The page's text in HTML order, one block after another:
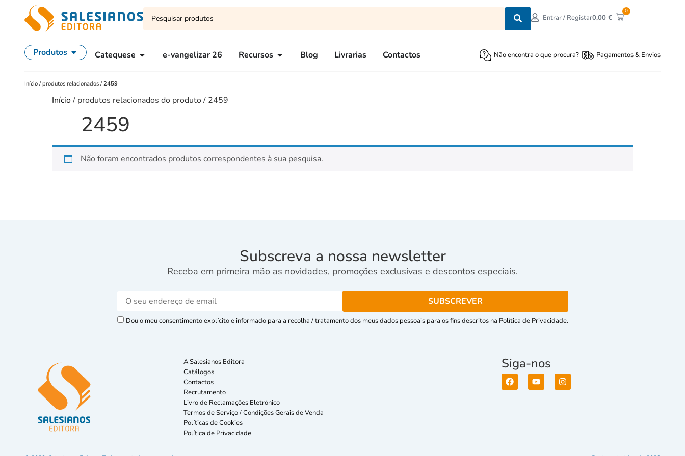
Entrar / Registar0,00€
0
Produtos Catequese e-vangelizar 26 Recursos Blog Livrarias Contactos Não encontra o que procura? Pagamentos & Envios
Início /produtos relacionados /2459
Início/ produtos relacionados do produto / 2459
2459
Não foram encontrados produtos correspondentes à sua pesquisa.
Subscreva a nossa newsletter
Receba em primeira mão as novidades, promoções exclusivas e descontos especiais.
Dou o meu consentimento explícito e informado para a recolha / tratamento dos meus dados pessoais para os fins descritos na Política de Privacidade.
A Salesianos Editora
Catálogos
Contactos
Recrutamento
Livro de Reclamações Eletrónico
Termos de Serviço / Condições Gerais de Venda
Políticas de Cookies
Política de Privacidade
Siga-nos